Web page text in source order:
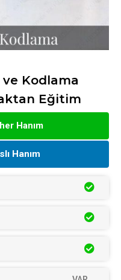
Kodlama
Eğitim
Hanım
Hanım